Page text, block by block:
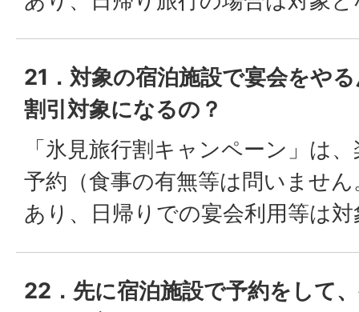
21．対象の宿泊施設で宴会をや
割引対象になるの？
「氷見旅行割キャンペーン」は
予約（食事の有無等は問いませ
あり、日帰りでの宴会利用等は
22．先に宿泊施設で予約をして